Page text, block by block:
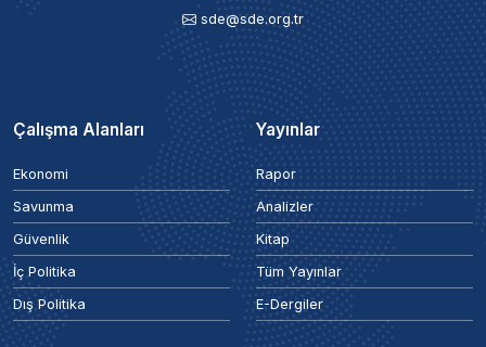
sde@sde.org.tr
Çalışma Alanları
Ekonomi
Savunma
Güvenlik
İç Politika
Dış Politika
Yayınlar
Rapor
Analizler
Kitap
Tüm Yayınlar
E-Dergiler